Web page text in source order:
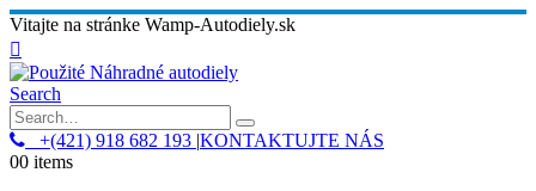
Vitajte na stránke Wamp-Autodiely.sk
Search
+(421) 918 682 193 |KONTAKTUJTE NÁS
00 items